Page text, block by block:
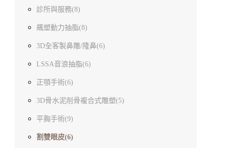
診所與服務(8)
飆塑動力抽脂(8)
3D全客製鼻雕/隆鼻(6)
LSSA音浪抽脂(6)
正顎手術(6)
3D骨水泥削骨複合式雕塑(5)
平胸手術(9)
割雙眼皮(6)